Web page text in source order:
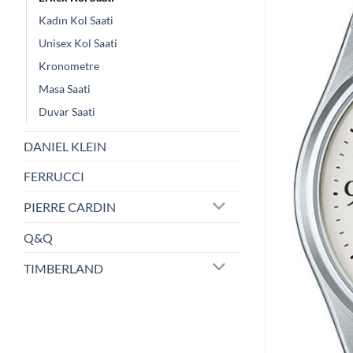
Kadın Kol Saati
Unisex Kol Saati
Kronometre
Masa Saati
Duvar Saati
DANIEL KLEIN
FERRUCCI
PIERRE CARDIN
Q&Q
TIMBERLAND